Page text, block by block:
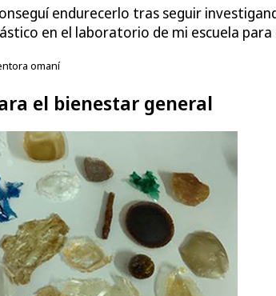
endurecerlo tras seguir
en el laboratorio de mi escuela
omaní
el bienestar general